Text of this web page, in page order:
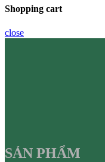
Shopping cart
close
SẢN PHẨM